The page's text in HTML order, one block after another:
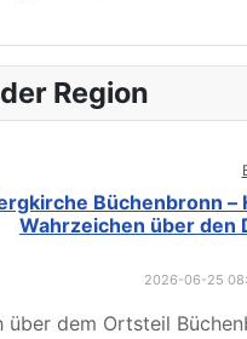
Region
Büchenbronn –
Wahrzeichen über den
2026-06-25
über dem Ortsteil